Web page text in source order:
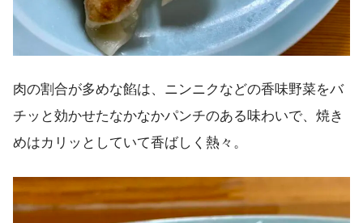
肉の割合が多めな餡は、ニンニクなどの香味野菜をバ
チッと効かせたなかなかパンチのある味わいで、焼き
めはカリッとしていて香ばしく熱々。